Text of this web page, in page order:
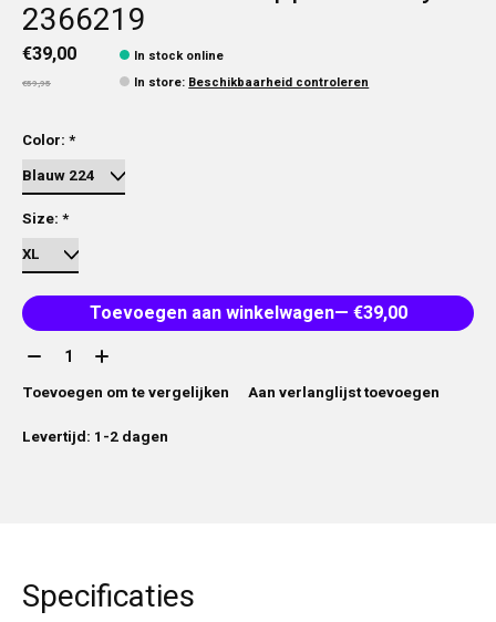
2366219
€39,00
€59,95
In stock online
In store: Beschikbaarheid controleren
Color: *
Size: *
Toevoegen aan winkelwagen
— €39,00
Aantal:
Toevoegen om te vergelijken
Aan verlanglijst toevoegen
Levertijd: 1-2 dagen
Specificaties